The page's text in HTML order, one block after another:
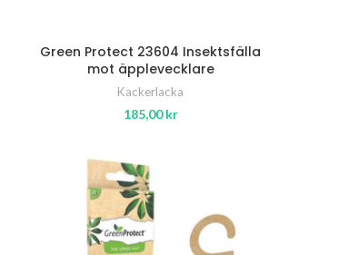
Green Protect 23604 Insektsfälla
mot äpplevecklare
Kackerlacka
185,00kr